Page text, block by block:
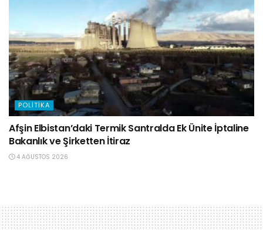
POLITIKA
Afşin Elbistan’daki Termik Santralda Ek Ünite İptaline
Bakanlık ve Şirketten İtiraz
4 AĞUSTOS 2026